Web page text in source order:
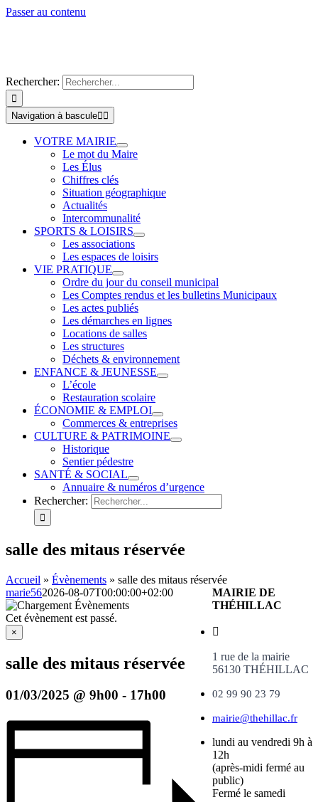
Passer au contenu
Rechercher:
Navigation à bascule
VOTRE MAIRIE
Le mot du Maire
Les Élus
Chiffres clés
Situation géographique
Actualités
Intercommunalité
SPORTS & LOISIRS
Les associations
Les espaces de loisirs
VIE PRATIQUE
Ordre du jour du conseil municipal
Les Comptes rendus et les bulletins Municipaux
Les actes publiés
Les démarches en lignes
Locations de salles
Les structures
Déchets & environnement
ENFANCE & JEUNESSE
L’école
Restauration scolaire
ÉCONOMIE & EMPLOI
Commerces & entreprises
CULTURE & PATRIMOINE
Historique
Sentier pédestre
SANTÉ & SOCIAL
Annuaire & numéros d’urgence
Rechercher:
salle des mitaus réservée
Accueil » Évènements » salle des mitaus réservée
marie562026-08-07T00:00:00+02:00
Cet évènement est passé.
×
salle des mitaus réservée
01/03/2025 @ 9h00 - 17h00
MAIRIE DE
THÉHILLAC
1 rue de la mairie
56130 THÉHILLAC
02 99 90 23 79
mairie@thehillac.fr
lundi au vendredi 9h à
12h
(après-midi fermé au
public)
Fermé le samedi